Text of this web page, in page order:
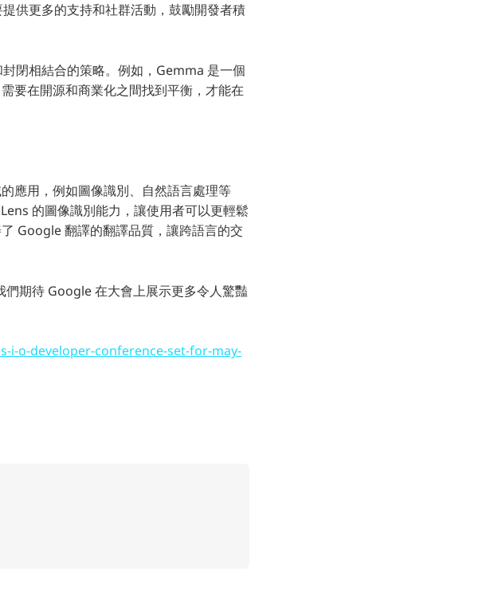
供更多的支持和社群活動，鼓勵開發者積
閉相結合的策略。例如，Gemma 是一個
要在開源和商業化之間找到平衡，才能在
應用，例如圖像識別、自然語言處理等
的圖像識別能力，讓使用者可以更輕鬆
Google 翻譯的翻譯品質，讓跨語言的交
期待 Google 在大會上展示更多令人驚豔
i-o-developer-conference-set-for-may-